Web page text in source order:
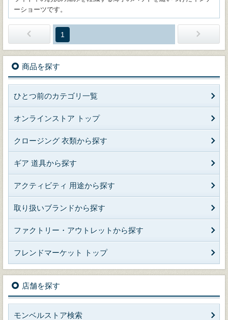
ーショーツです。
1
商品を探す
ひとつ前のカテゴリ一覧
オンラインストア トップ
クロージング 衣類から探す
ギア 道具から探す
アクティビティ 用途から探す
取り扱いブランドから探す
ファクトリー・アウトレットから探す
フレンドマーケット トップ
店舗を探す
モンベルストア検索